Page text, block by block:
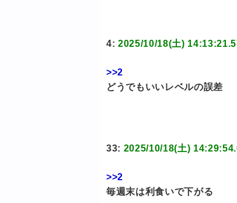
4: 2025/10/18(土)
>>2
どうでもいいレベルの誤差
33: 2025/10/18(土)
>>2
毎週末は利食いで下がる